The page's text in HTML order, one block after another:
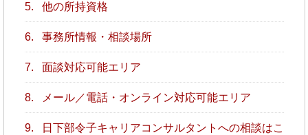
5. 他の所持資格
6. 事務所情報・相談場所
7. 面談対応可能エリア
8. メール／電話・オンライン対応可能エリア
9.
日下部令子キャリアコンサルタントへの相談はこ